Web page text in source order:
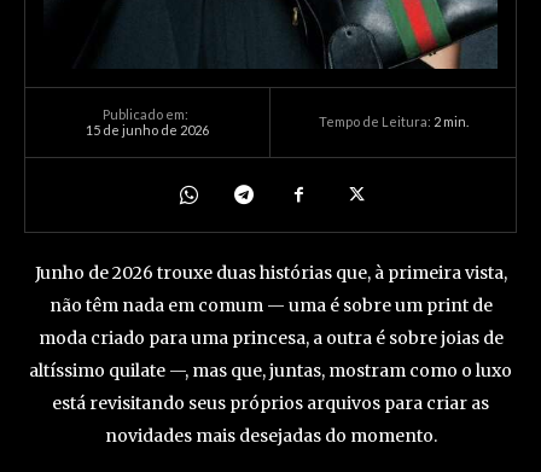
Publicado em:
15 de junho de 2026
Tempo de Leitura: 2min.
Junho de 2026 trouxe duas histórias que, à primeira vista,
não têm nada em comum — uma é sobre um print de
moda criado para uma princesa, a outra é sobre joias de
altíssimo quilate —, mas que, juntas, mostram como o luxo
está revisitando seus próprios arquivos para criar as
novidades mais desejadas do momento.